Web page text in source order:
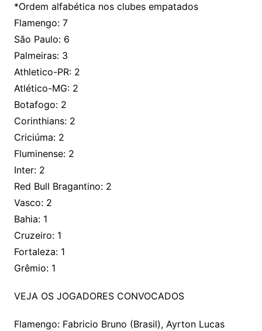
*Ordem alfabética nos clubes empatados
Flamengo: 7
São Paulo: 6
Palmeiras: 3
Athletico-PR: 2
Atlético-MG: 2
Botafogo: 2
Corinthians: 2
Criciúma: 2
Fluminense: 2
Inter: 2
Red Bull Bragantino: 2
Vasco: 2
Bahia: 1
Cruzeiro: 1
Fortaleza: 1
Grêmio: 1
VEJA OS JOGADORES CONVOCADOS
Flamengo: Fabricio Bruno (Brasil), Ayrton Lucas